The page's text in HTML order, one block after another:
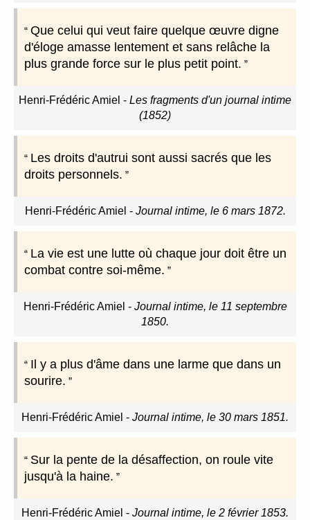
Que celui qui veut faire quelque œuvre digne
d'éloge amasse lentement et sans relâche la
plus grande force sur le plus petit point.
Henri-Frédéric Amiel - Les fragments d'un journal intime
(1852)
Les droits d'autrui sont aussi sacrés que les
droits personnels.
Henri-Frédéric Amiel - Journal intime, le 6 mars 1872.
La vie est une lutte où chaque jour doit être un
combat contre soi-même.
Henri-Frédéric Amiel - Journal intime, le 11 septembre
1850.
Il y a plus d'âme dans une larme que dans un
sourire.
Henri-Frédéric Amiel - Journal intime, le 30 mars 1851.
Sur la pente de la désaffection, on roule vite
jusqu'à la haine.
Henri-Frédéric Amiel - Journal intime, le 2 février 1853.